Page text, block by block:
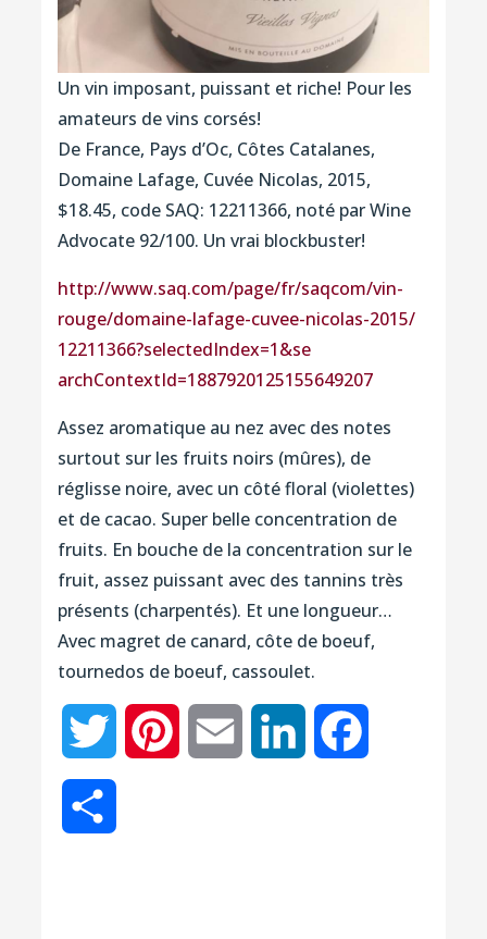
Un vin imposant, puissant et riche! Pour les
amateurs de vins corsés!
De France, Pays d’Oc, Côtes Catalanes,
Domaine Lafage, Cuvée Nicolas, 2015,
$18.45, code SAQ: 12211366, noté par Wine
Advocate 92/100. Un vrai blockbuster!
http://www.saq.com/page/fr/saqcom/vin-
rouge/domaine-lafage-cuvee-nicolas-2015/
12211366?selectedIndex=1&se
archContextId=1887920125155649207
Assez aromatique au nez avec des notes
surtout sur les fruits noirs (mûres), de
réglisse noire, avec un côté floral (violettes)
et de cacao. Super belle concentration de
fruits. En bouche de la concentration sur le
fruit, assez puissant avec des tannins très
présents (charpentés). Et une longueur…
Avec magret de canard, côte de boeuf,
tournedos de boeuf, cassoulet.
Twitter Pinterest Email LinkedIn